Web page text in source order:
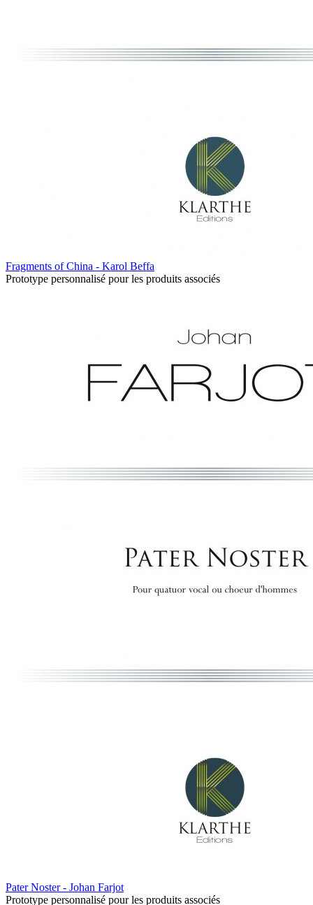
Fragments of China - Karol Beffa
Prototype personnalisé pour les produits associés
Pater Noster - Johan Farjot
Prototype personnalisé pour les produits associés